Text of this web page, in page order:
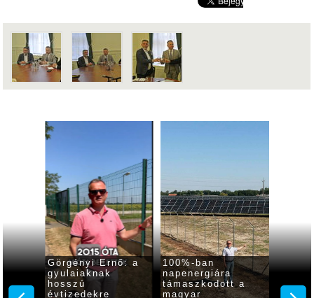
95.
Görgényi Ernő: a
gyulaiaknak
hosszú
évtizedekre
100%-ban
napenergiára
támaszkodott a
magyar
várja